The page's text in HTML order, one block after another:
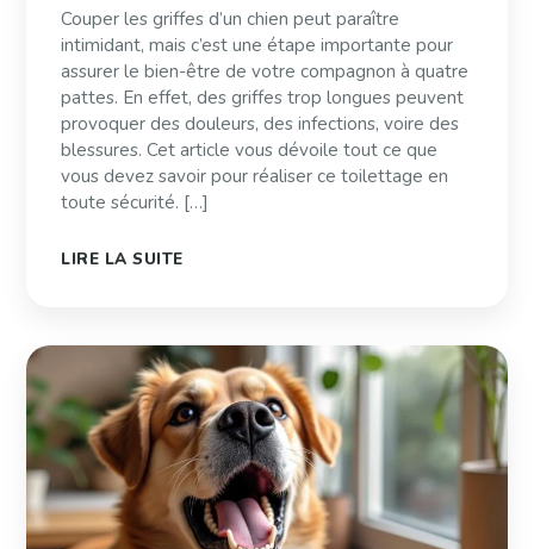
Couper les griffes d’un chien peut paraître
intimidant, mais c’est une étape importante pour
assurer le bien-être de votre compagnon à quatre
pattes. En effet, des griffes trop longues peuvent
provoquer des douleurs, des infections, voire des
blessures. Cet article vous dévoile tout ce que
vous devez savoir pour réaliser ce toilettage en
toute sécurité. […]
LIRE LA SUITE